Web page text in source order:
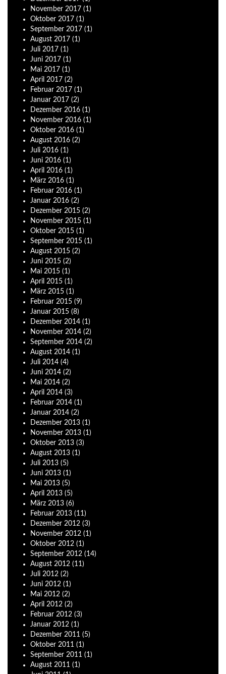
November 2017 (1)
Oktober 2017 (1)
September 2017 (1)
August 2017 (1)
Juli 2017 (1)
Juni 2017 (1)
Mai 2017 (1)
April 2017 (2)
Februar 2017 (1)
Januar 2017 (2)
Dezember 2016 (1)
November 2016 (1)
Oktober 2016 (1)
August 2016 (2)
Juli 2016 (1)
Juni 2016 (1)
April 2016 (1)
März 2016 (1)
Februar 2016 (1)
Januar 2016 (2)
Dezember 2015 (2)
November 2015 (1)
Oktober 2015 (1)
September 2015 (1)
August 2015 (2)
Juni 2015 (2)
Mai 2015 (1)
April 2015 (1)
März 2015 (1)
Februar 2015 (9)
Januar 2015 (8)
Dezember 2014 (1)
November 2014 (2)
September 2014 (2)
August 2014 (1)
Juli 2014 (4)
Juni 2014 (2)
Mai 2014 (2)
April 2014 (3)
Februar 2014 (1)
Januar 2014 (2)
Dezember 2013 (1)
November 2013 (1)
Oktober 2013 (3)
August 2013 (1)
Juli 2013 (5)
Juni 2013 (1)
Mai 2013 (5)
April 2013 (5)
März 2013 (6)
Februar 2013 (11)
Dezember 2012 (3)
November 2012 (1)
Oktober 2012 (1)
September 2012 (14)
August 2012 (11)
Juli 2012 (2)
Juni 2012 (1)
Mai 2012 (2)
April 2012 (2)
Februar 2012 (3)
Januar 2012 (1)
Dezember 2011 (5)
Oktober 2011 (1)
September 2011 (1)
August 2011 (1)